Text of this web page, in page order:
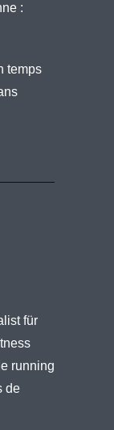
:
temps
für
running
de